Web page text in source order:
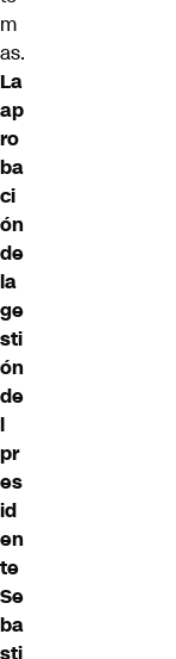
m
as.
La
ap
ro
ba
ci
ón
de
la
ge
sti
ón
de
l
pr
es
id
en
te
Se
ba
sti